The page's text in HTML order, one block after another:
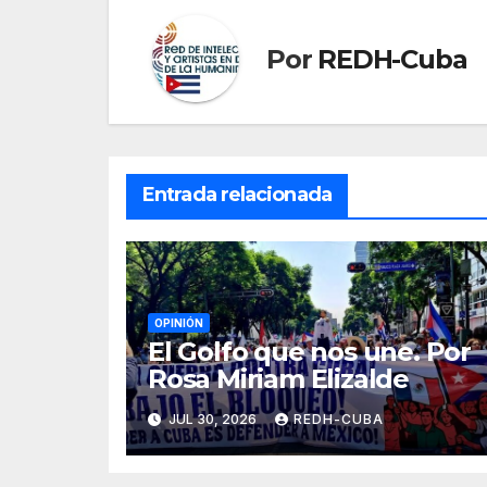
Por REDH-Cuba
Entrada relacionada
OPINIÓN
El Golfo que nos une. Por
Rosa Miriam Elizalde
JUL 30, 2026 REDH-CUBA